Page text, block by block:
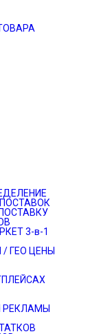
ПОСТАВОК
3-в-1
/ ГЕО ЦЕНЫ
РЕКЛАМЫ